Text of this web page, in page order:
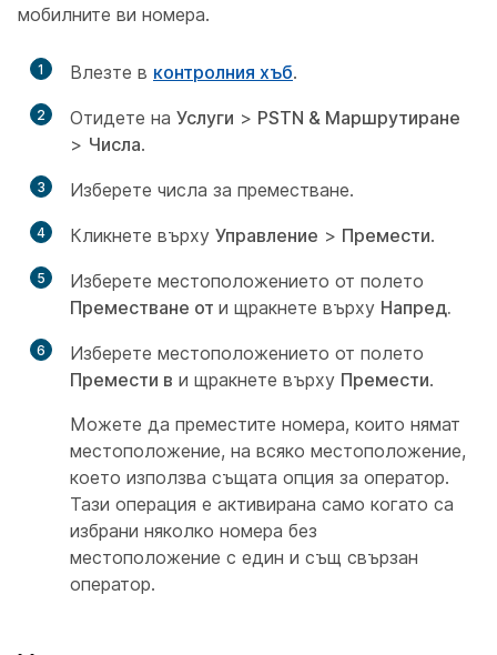
мобилните ви номера.
1 Влезте в контролния хъб.
2 Отидете на Услуги > PSTN & Маршрутиране
> Числа.
3 Изберете числа за преместване.
4 Кликнете върху Управление > Премести.
5
Изберете местоположението от полето
Преместване от и щракнете върху Напред.
6
Изберете местоположението от полето
Премести в и щракнете върху Премести.
Можете да преместите номера, които нямат
местоположение, на всяко местоположение,
което използва същата опция за оператор.
Тази операция е активирана само когато са
избрани няколко номера без
местоположение с един и същ свързан
оператор.